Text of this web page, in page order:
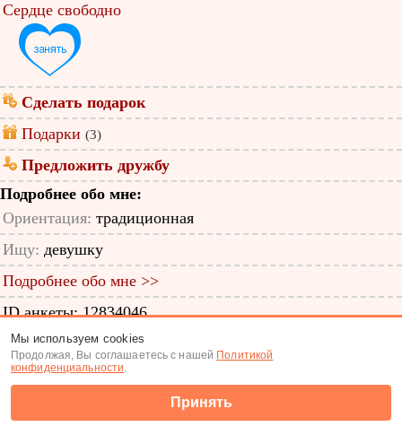
Сердце свободно
Сделать подарок
Подарки (3)
Предложить дружбу
Подробнее обо мне:
Ориентация: традиционная
Ищу: девушку
Подробнее обо мне >>
ID анкеты: 12834046
Знакомства|Поиск анкет
(c) Tabor.ru 2026
Мы используем cookies
Продолжая, Вы соглашаетесь с нашей Политикой
конфиденциальности.
Принять